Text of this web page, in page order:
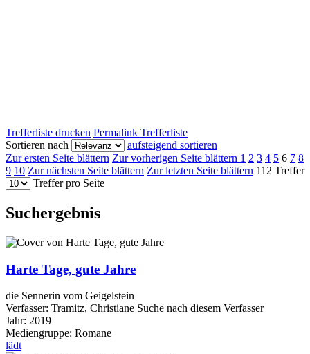
Trefferliste drucken Permalink Trefferliste
Sortieren nach
aufsteigend sortieren
Zur ersten Seite blättern Zur vorherigen Seite blättern 1 2 3 4 5 6 7 8
9 10 Zur nächsten Seite blättern Zur letzten Seite blättern 112 Treffer
Treffer pro Seite
Suchergebnis
Harte Tage, gute Jahre
die Sennerin vom Geigelstein
Verfasser: Tramitz, Christiane Suche nach diesem Verfasser
Jahr: 2019
Mediengruppe: Romane
lädt